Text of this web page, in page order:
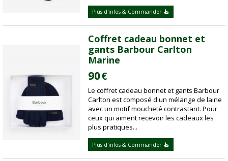
Plus d'infos & Commander
Coffret cadeau bonnet et
gants Barbour Carlton
Marine
90€
Le coffret cadeau bonnet et gants Barbour
Carlton est composé d'un mélange de laine
avec un motif moucheté contrastant. Pour
ceux qui aiment recevoir les cadeaux les
plus pratiques...
Plus d'infos & Commander